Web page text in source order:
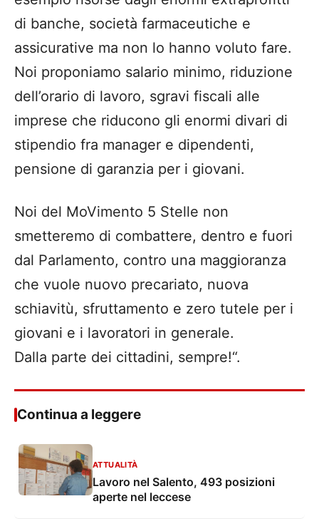
di banche, società farmaceutiche e
assicurative ma non lo hanno voluto fare.
Noi proponiamo salario minimo, riduzione
dell’orario di lavoro, sgravi fiscali alle
imprese che riducono gli enormi divari di
stipendio fra manager e dipendenti,
pensione di garanzia per i giovani.
Noi del MoVimento 5 Stelle non
smetteremo di combattere, dentro e fuori
dal Parlamento, contro una maggioranza
che vuole nuovo precariato, nuova
schiavitù, sfruttamento e zero tutele per i
giovani e i lavoratori in generale.
Dalla parte dei cittadini, sempre!“.
Continua a leggere
ATTUALITÀ
Lavoro nel Salento, 493 posizioni
aperte nel leccese